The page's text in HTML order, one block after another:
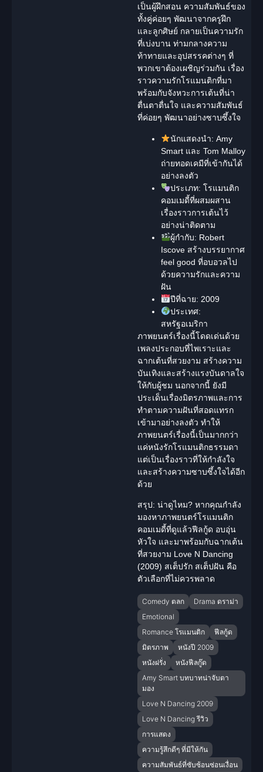
เป็นผู้ฝึกสอน ความสัมพันธ์ของ
ทั้งคู่ค่อยๆ พัฒนาจากครูฝึก
และลูกศิษย์ กลายเป็นความรัก
ที่เบ่งบาน ท่ามกลางความ
ท้าทายและอุปสรรคต่างๆ ที่
พวกเขาต้องเผชิญร่วมกัน เรื่อง
ราวความรักโรแมนติกที่มา
พร้อมกับจังหวะการเต้นที่น่า
ตื่นตาตื่นใจ และความสัมพันธ์
ที่ค่อยๆ พัฒนาอย่างซาบซึ้งใจ
นักแสดงนำ: Amy
Smart และ Tom Malloy
ถ่ายทอดเคมีที่เข้ากันได้
อย่างลงตัว
ประเภท: โรแมนติก
คอมเมดี้ที่ผสมผสาน
เรื่องราวการเต้นไว้
อย่างน่าติดตาม
ผู้กำกับ: Robert
Iscove สร้างบรรยากาศ
feel good ที่อบอวลไป
ด้วยความรักและความ
ฝัน
ปีที่ฉาย: 2009
ประเทศ:
สหรัฐอเมริกา
ภาพยนตร์เรื่องนี้โดดเด่นด้วย
เพลงประกอบที่ไพเราะและ
ฉากเต้นที่สวยงาม สร้างความ
บันเทิงและสร้างแรงบันดาลใจ
ให้กับผู้ชม นอกจากนี้ ยังมี
ประเด็นเรื่องมิตรภาพและการ
ทำตามความฝันที่สอดแทรก
เข้ามาอย่างลงตัว ทำให้
ภาพยนตร์เรื่องนี้เป็นมากกว่า
แค่หนังรักโรแมนติกธรรมดา
แต่เป็นเรื่องราวที่ให้กำลังใจ
และสร้างความซาบซึ้งใจได้อีก
ด้วย
สรุป: น่าดูไหม? หากคุณกำลัง
มองหาภาพยนตร์โรแมนติก
คอมเมดี้ที่ดูแล้วฟีลกู้ด อบอุ่น
หัวใจ และมาพร้อมกับฉากเต้น
ที่สวยงาม Love N Dancing
(2009) สเต็ปรัก สเต็ปฝัน คือ
ตัวเลือกที่ไม่ควรพลาด
Comedy ตลก
Drama ดราม่า
Emotional
Romance โรแมนติก
ฟีลกู้ด
มิตรภาพ
หนังปี 2009
หนังฝรั่ง
หนังฟีลกู๊ด
Amy Smart บทบาทน่าจับตา
มอง
Love N Dancing 2009
Love N Dancing รีวิว
การแสดง
ความรู้สึกดีๆ ที่มีให้กัน
ความสัมพันธ์ที่ซับซ้อนซ่อนเงื่อน